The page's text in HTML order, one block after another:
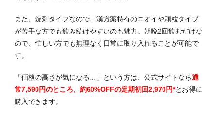
また、錠剤タイプなので、漢方薬特有のニオイや顆粒タイプ
が苦手な方でも飲み続けやすいのも魅力。朝晩2回飲むだけな
ので、忙しい方でも無理なく日常に取り入れることが可能で
す。
「価格の高さが気になる…」という方は、公式サイトなら通
常7,590円のところ、約60%OFFの定期初回2,970円*とお得に
購入できます。